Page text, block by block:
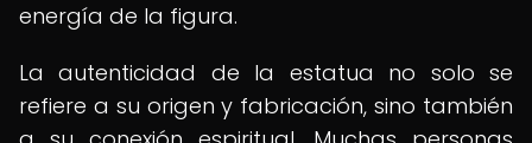
energía de la figura.
La autenticidad de la estatua no solo se
refiere a su origen y fabricación, sino también